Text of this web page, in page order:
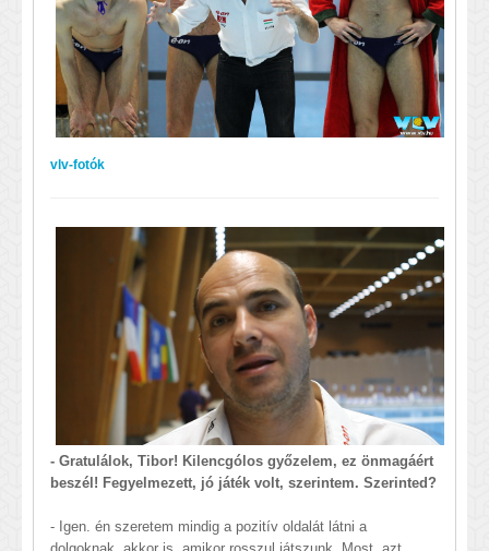
vlv-fotók
- Gratulálok, Tibor! Kilencgólos győzelem, ez önmagáért
beszél! Fegyelmezett, jó játék volt, szerintem. Szerinted?
- Igen. én szeretem mindig a pozitív oldalát látni a